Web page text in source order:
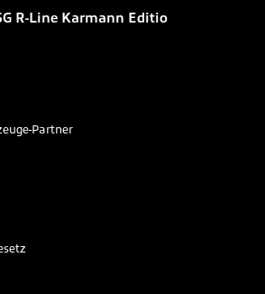
R-Line Karmann Editio
Partner